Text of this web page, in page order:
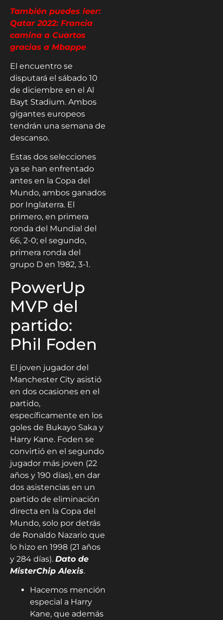
También puedes leer:
Qatar 2022: Francia
camina a Cuartos
gracias a Mbappe
El encuentro se
disputará el sábado 10
de diciembre en el Al
Bayt Stadium. Ambos
gigantes europeos
tendrán una semana de
descanso.
Estas dos selecciones
ya se han enfrentado
antes en la Copa del
Mundo, ambos ganados
por Inglaterra. El
primero, en primera
ronda del Mundial del
66, 2-0; el segundo,
primera ronda del
grupo D en 1982, 3-1.
PowerUp
MVP del
partido:
Phil Foden
El joven jugador del
Manchester City asistió
en dos ocasiones en el
partido,
específicamente en los
goles de Bukayo Saka y
Harry Kane. Foden se
convirtió en el segundo
jugador más joven (22
años y 190 días), en dar
dos asistencias en un
partido de eliminación
directa en la Copa del
Mundo, solo por detrás
de Ronaldo Nazario que
lo hizo en 1998 (21 años
y 284 días). Dato de
MisterChip Alexis.
Hacemos mención
especial a Harry
Kane, que además